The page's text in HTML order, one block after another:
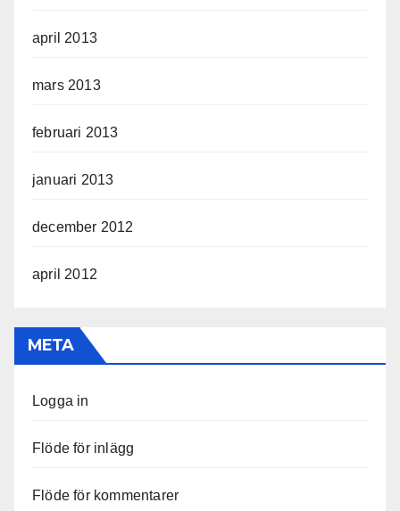
april 2013
mars 2013
februari 2013
januari 2013
december 2012
april 2012
META
Logga in
Flöde för inlägg
Flöde för kommentarer